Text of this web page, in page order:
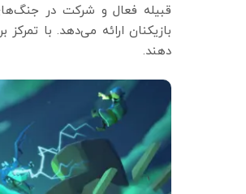
قبیله فعال و شرکت در جنگ‌های
بازیکنان ارائه می‌دهد. با
دهند.